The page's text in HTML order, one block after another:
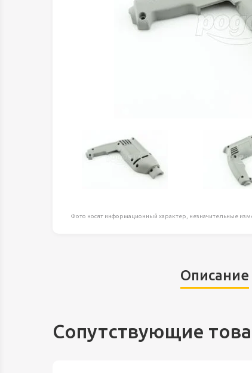
высоте
Скобяные
Такелаж
Товары для
Фото носят информационный характер, незначительные
Описание
Сопутствующие